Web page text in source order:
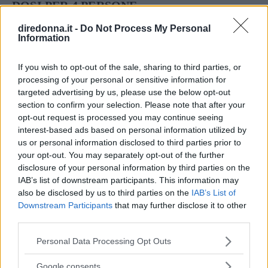
diredonna.it - Do Not Process My Personal
Information
If you wish to opt-out of the sale, sharing to third parties, or
processing of your personal or sensitive information for
targeted advertising by us, please use the below opt-out
section to confirm your selection. Please note that after your
opt-out request is processed you may continue seeing
interest-based ads based on personal information utilized by
us or personal information disclosed to third parties prior to
your opt-out. You may separately opt-out of the further
disclosure of your personal information by third parties on the
IAB’s list of downstream participants. This information may
also be disclosed by us to third parties on the IAB’s List of
Downstream Participants that may further disclose it to other
Please note that this website/app uses one or more Google
not limited to your visit or usage behaviour. You may click to
Personal Data Processing Opt Outs
DOSI PER 4 PERSONE
INGREDIENTI
pancia)
300 g. di pomodori freschi
300 g. di cipolle
50 g. di strutto
1 cucchiaio di aceto
brodo di dado
2 cucchiaini di paprika
maggiorana, comino, alloro, aglio, sale, pepe
VINI CONSIGLIATI
MOLISE TINTILIA RISERVA
CARMIGNANO RISERVA